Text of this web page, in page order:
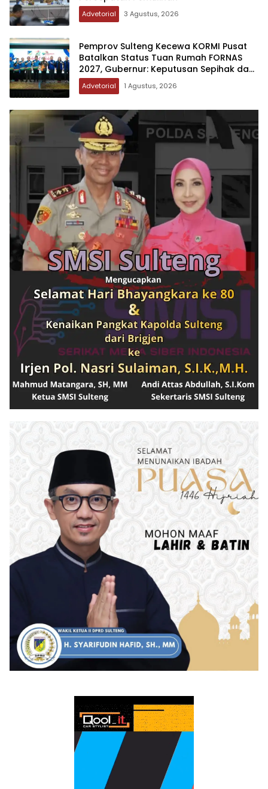
Advetorial 3 Agustus, 2026
Pemprov Sulteng Kecewa KORMI Pusat
Batalkan Status Tuan Rumah FORNAS
2027, Gubernur: Keputusan Sepihak dan
Tanpa Koordinasi
Advetorial 1 Agustus, 2026